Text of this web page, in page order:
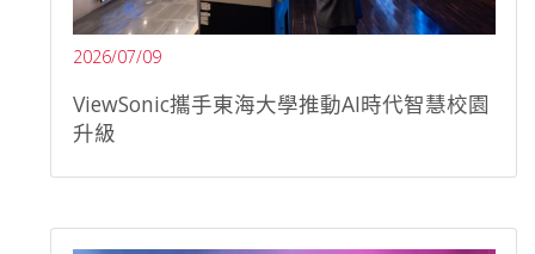
2026/07/09
ViewSonic攜手東海大學推動AI時代智慧校園
升級